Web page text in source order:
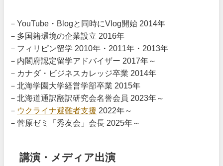
－YouTube・Blogと同時にVlog開始 2014年
－多国籍環境の企業設立 2016年
－フィリピン留学 2010年・2011年・2013年
－内閣府認定留学アドバイザー 2017年～
－カナダ・ビジネスカレッジ卒業 2014年
－北海学園大学経営学部卒業 2015年
－北海道通訳翻訳研究会名誉会員 2023年～
－ ウクライナ避難者支援 2022年～
－菅原ゼミ「秀友会」会長 2025年～
講演・メディア出演